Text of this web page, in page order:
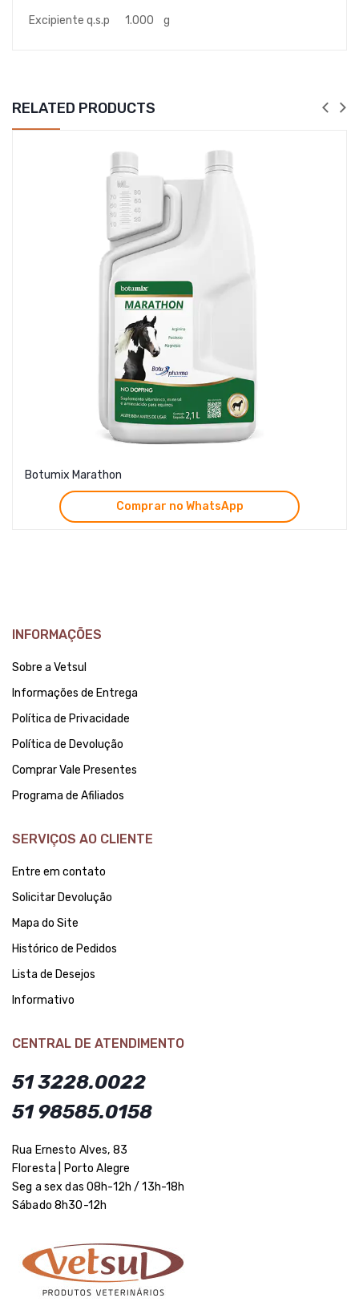
Excipiente q.s.p 1.000 g
RELATED PRODUCTS
Botumix Marathon
Comprar no WhatsApp
INFORMAÇÕES
Sobre a Vetsul
Informações de Entrega
Política de Privacidade
Política de Devolução
Comprar Vale Presentes
Programa de Afiliados
SERVIÇOS AO CLIENTE
Entre em contato
Solicitar Devolução
Mapa do Site
Histórico de Pedidos
Lista de Desejos
Informativo
CENTRAL DE ATENDIMENTO
51 3228.0022
51 98585.0158
Rua Ernesto Alves, 83
Floresta | Porto Alegre
Seg a sex das 08h-12h / 13h-18h
Sábado 8h30-12h